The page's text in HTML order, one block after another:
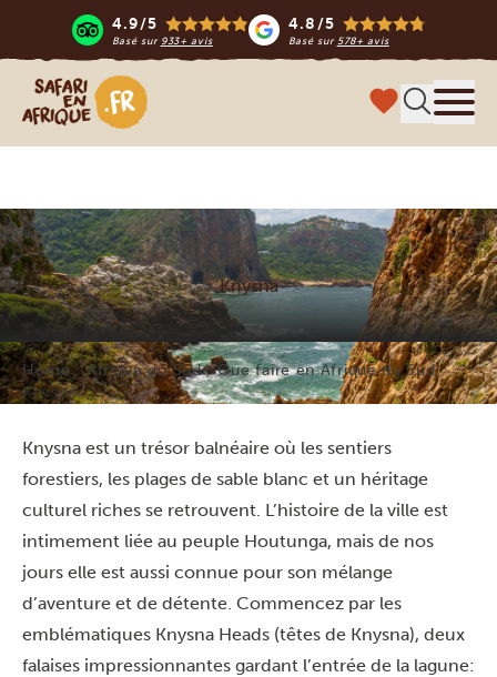
4.9/5
Basé sur 933+ avis
4.8/5
Basé sur 578+ avis
Safari en Afrique
Knysna
Home Afrique du Sud
Que faire en Afrique du Sud
Knysna
Knysna est un trésor balnéaire où les sentiers
forestiers, les plages de sable blanc et un héritage
culturel riches se retrouvent. L’histoire de la ville est
intimement liée au peuple Houtunga, mais de nos
jours elle est aussi connue pour son mélange
d’aventure et de détente. Commencez par les
emblématiques Knysna Heads (têtes de Knysna), deux
falaises impressionnantes gardant l’entrée de la lagune: